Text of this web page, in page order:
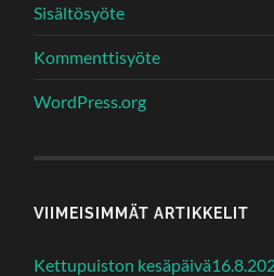
Sisältösyöte
Kommenttisyöte
WordPress.org
VIIMEISIMMÄT ARTIKKELIT
Kettupuiston